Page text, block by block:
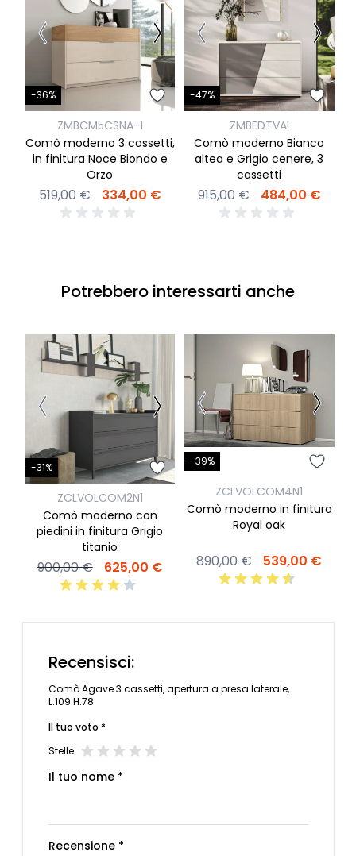
-36%
ZMBCM5CSNA-1
Comò moderno 3 cassetti,
in finitura Noce Biondo e
Orzo
519,00 € 334,00 €
-47%
ZMBEDTVAI
Comò moderno Bianco
altea e Grigio cenere, 3
cassetti
915,00 € 484,00 €
Potrebbero interessarti anche
-31%
ZCLVOLCOM2N1
Comò moderno con
piedini in finitura Grigio
titanio
900,00 € 625,00 €
-39%
ZCLVOLCOM4N1
Comò moderno in finitura
Royal oak
890,00 € 539,00 €
Recensisci:
Comò Agave 3 cassetti, apertura a presa laterale,
L.109 H.78
Il tuo voto *
Stelle:
Il tuo nome *
Recensione *